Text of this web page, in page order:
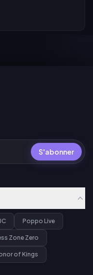
S'abonner
Poppo Live
Zone Zero
of Kings